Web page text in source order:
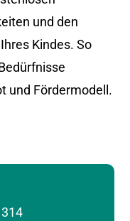
und den
Kindes. So
und Fördermodell.